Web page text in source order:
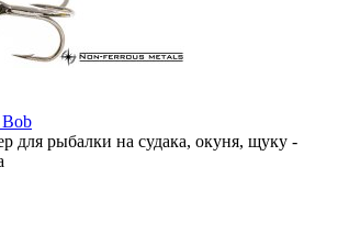
для рыбалки на судака, окуня, щуку -